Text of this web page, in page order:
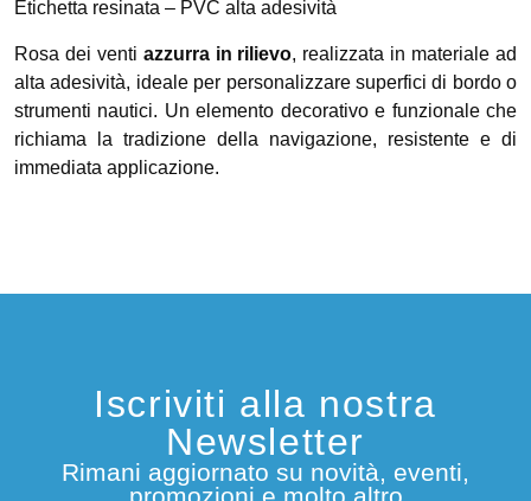
Etichetta resinata – PVC alta adesività
Rosa dei venti azzurra in rilievo, realizzata in materiale ad
alta adesività, ideale per personalizzare superfici di bordo o
strumenti nautici. Un elemento decorativo e funzionale che
richiama la tradizione della navigazione, resistente e di
immediata applicazione.
Iscriviti alla nostra
Newsletter
Rimani aggiornato su novità, eventi,